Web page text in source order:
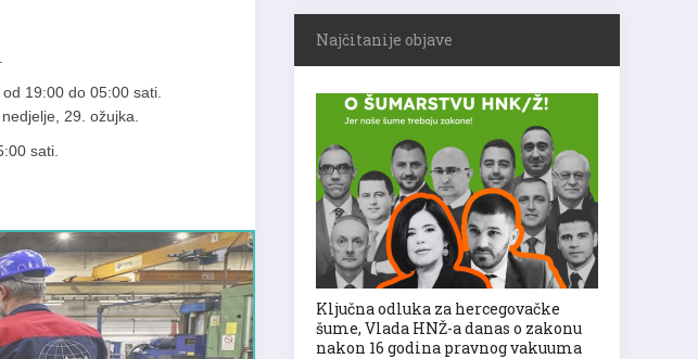
19:00 do 05:00 sati.
29. ožujka.
sati.
Najčitanije objave
Ključna odluka za hercegovačke
šume, Vlada HNŽ-a danas o zakonu
nakon 16 godina pravnog vakuuma